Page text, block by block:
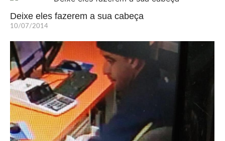
Deixe eles fazerem a sua cabeça
10/07/2014